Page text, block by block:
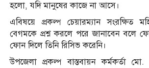
হলো, যদি মানুষের কাজে না আসে।
এবিষয়ে প্রকল্প চেয়ারম্যান সংরক্ষিত
বেগমকে প্রশ্ন করলে পরে জানাবেন বলে
ফোন দিলে তিনি রিসিভ করেনি।
উপজেলা প্রকল্প বাস্তবায়ন কর্মকর্তা